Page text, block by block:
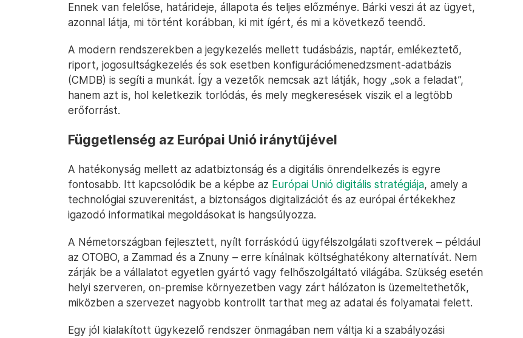
Ennek van felelőse, határideje, állapota és teljes előzménye. Bárki veszi át az ügyet,
azonnal látja, mi történt korábban, ki mit ígért, és mi a következő teendő.
A modern rendszerekben a jegykezelés mellett tudásbázis, naptár, emlékeztető,
riport, jogosultságkezelés és sok esetben konfigurációmenedzsment-adatbázis
(CMDB) is segíti a munkát. Így a vezetők nemcsak azt látják, hogy „sok a feladat”,
hanem azt is, hol keletkezik torlódás, és mely megkeresések viszik el a legtöbb
erőforrást.
Függetlenség az Európai Unió iránytűjével
A hatékonyság mellett az adatbiztonság és a digitális önrendelkezés is egyre
fontosabb. Itt kapcsolódik be a képbe az Európai Unió digitális stratégiája, amely a
technológiai szuverenitást, a biztonságos digitalizációt és az európai értékekhez
igazodó informatikai megoldásokat is hangsúlyozza.
A Németországban fejlesztett, nyílt forráskódú ügyfélszolgálati szoftverek – például
az OTOBO, a Zammad és a Znuny – erre kínálnak költséghatékony alternatívát. Nem
zárják be a vállalatot egyetlen gyártó vagy felhőszolgáltató világába. Szükség esetén
helyi szerveren, on-premise környezetben vagy zárt hálózaton is üzemeltethetők,
miközben a szervezet nagyobb kontrollt tarthat meg az adatai és folyamatai felett.
Egy jól kialakított ügykezelő rendszer önmagában nem váltja ki a szabályozási